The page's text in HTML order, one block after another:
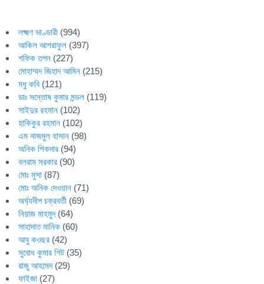
লক্ষ্মণ ভাণ্ডারী (994)
আকিল আশরাফুল (397)
শফিক তপন (227)
মোহাম্মদ জিহাদ আমিন (215)
মধু কবি (121)
ডাঃ সন্তোষ কুমার মন্ডল (119)
সাইদুর রহমান (102)
হাকিকুর রহমান (102)
এম নাজমুল হাসান (98)
অনিক শিকদার (94)
বলরাম সরকার (90)
মোঃ মুসা (87)
মোঃ অনিক দেওয়ান (71)
অর্ঘ্যদীপ চক্রবর্তী (69)
নিয়াজ মাহমুদ(64)
সাহাদাত মানিক (60)
আবু কওছর (42)
সুবোধ কুমার শিট (35)
রাজু আহমেদ(29)
ফাইজা (27)